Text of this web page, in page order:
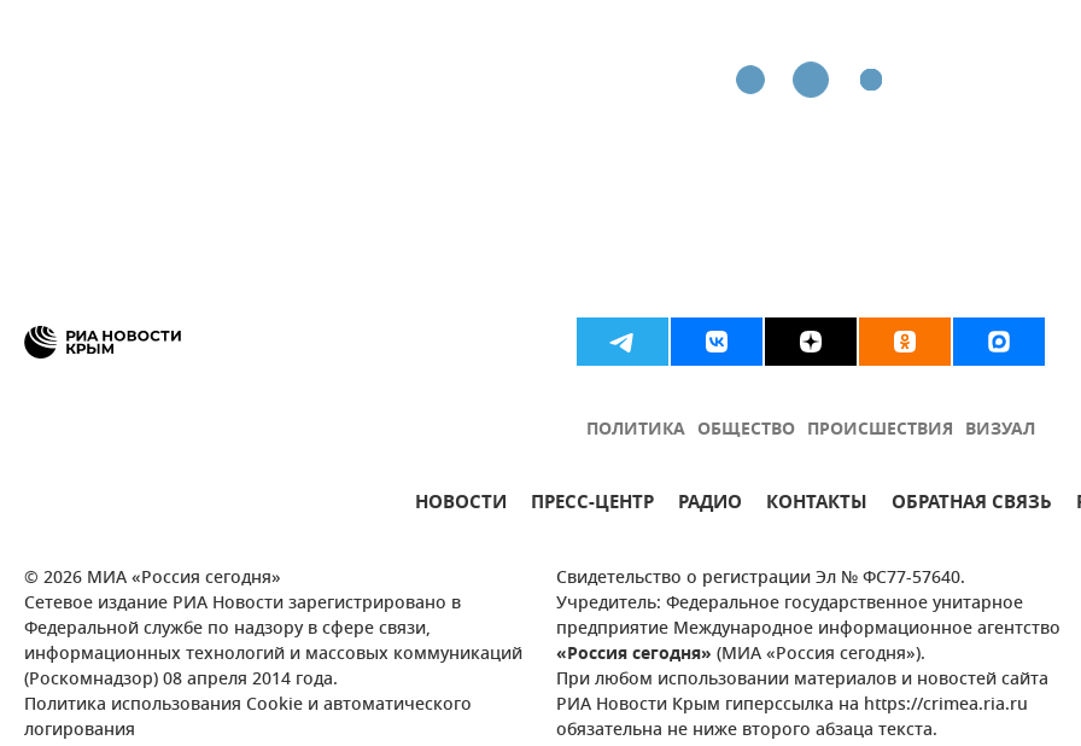
ПОЛИТИКА ОБЩЕСТВО ПРОИСШЕСТВИЯ ВИЗУАЛ
НОВОСТИ ПРЕСС-ЦЕНТР РАДИО КОНТАКТЫ ОБРАТНАЯ СВЯЗЬ
© 2026 МИА «Россия сегодня»
Сетевое издание РИА Новости зарегистрировано в
Федеральной службе по надзору в сфере связи,
информационных технологий и массовых коммуникаций
(Роскомнадзор) 08 апреля 2014 года.
Политика использования Cookie и автоматического
логирования
Свидетельство о регистрации Эл № ФС77-57640.
Учредитель: Федеральное государственное унитарное
предприятие Международное информационное агентство
«Россия сегодня» (МИА «Россия сегодня»).
При любом использовании материалов и новостей сайта
РИА Новости Крым гиперссылка на https://crimea.ria.ru
обязательна не ниже второго абзаца текста.